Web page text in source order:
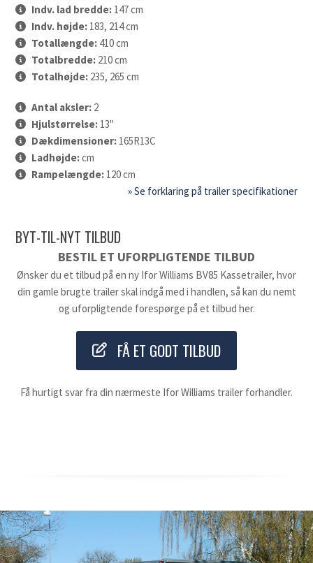
Indv. lad bredde: 147 cm
Indv. højde: 183, 214 cm
Totallængde: 410 cm
Totalbredde: 210 cm
Totalhøjde: 235, 265 cm
Antal aksler: 2
Hjulstørrelse: 13"
Dækdimensioner: 165R13C
Ladhøjde:cm
Rampelængde: 120 cm
» Se forklaring på trailer specifikationer
BYT-TIL-NYT TILBUD
BESTIL ET UFORPLIGTENDE TILBUD
Ønsker du et tilbud på en ny Ifor Williams BV85 Kassetrailer, hvor
din gamle brugte trailer skal indgå med i handlen, så kan du nemt
og uforpligtende forespørge på et tilbud her.
FÅ ET GODT TILBUD
Få hurtigt svar fra din nærmeste Ifor Williams trailer forhandler.